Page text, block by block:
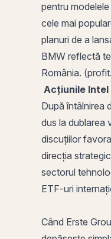
pentru
cele mai
planuri de a
BMW reflectă
România.
Acțiunile Intel
După întâlnirea
dus la dublarea
discuțiilor
direcția
sectorul
ETF-uri
Când Erste